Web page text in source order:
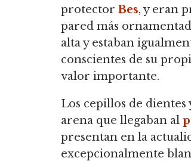
protector Bes, y eran
pared más
alta y estaban
conscientes de su
valor importante.
Los cepillos de
arena que llegaban al
presentan en la
excepcionalmente